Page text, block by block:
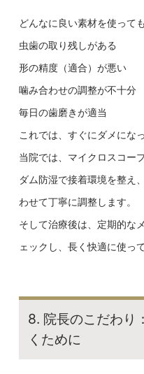
どんなに良い素材を使っても
虫歯の取り残しがある
形の精度（適合）が悪い
噛み合わせの調整が不十分
毎日の歯磨きが適当
これでは、すぐにダメにな
当院では、マイクロスコー
ダム防湿で接着環境を整え
わせて丁寧に調整します。
そして治療後は、定期的な
ェックし、長く快適に使っ
8. 院長のこだわり
くために